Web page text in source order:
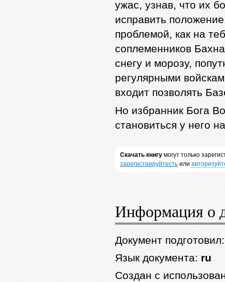
ужас, узнав, что их
исправить
проблемой, как на
соплеменников
снегу и морозу,
регулярными
входит позволять
Но избранник Бога
становиться у него
Скачать книгумогут только
зарегистрируйтестьили
Информация о
Документ
Язык документа: ru
Создан с